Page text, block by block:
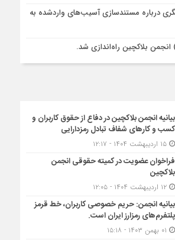
درباره مستندسازی آسیب‌های واردشده به
انجمن بلاکچین راه‌اندازی شد.
بیانیه انجمن بلاکچین در دفاع از حقوق کاربران و
کسب و کارهای شفاف تبادل رمزدارایی
۱۵ اردیبهشت ۱۴۰۴ - ۱۲:۱۷
فراخوان عضویت در کمیته حقوقی انجمن
بلاکچین
۱۲ اردیبهشت ۱۴۰۴ - ۱۲:۰۵
بیانیه انجمن: حریم خصوصی کاربران، خط قرمز
پلتفرم‌های رمزارز ایران است.